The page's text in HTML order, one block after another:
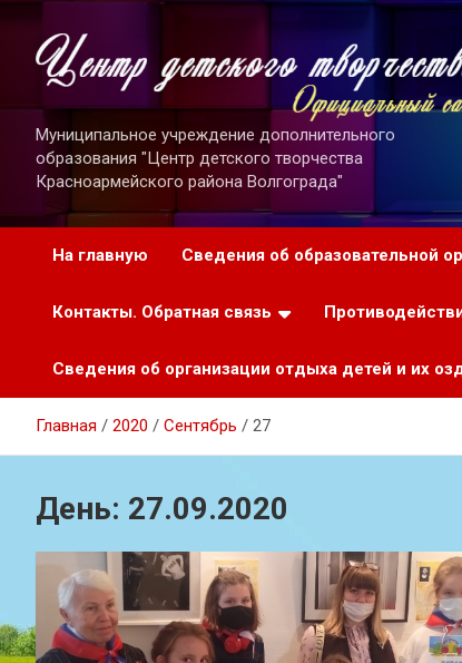
содержимому
Муниципальное учреждение дополнительного
образования "Центр детского творчества
Красноармейского района Волгограда"
На главную Сведения об образовательной
Контакты. Обратная связь
Сведения об организации отдыха детей и их
Главная 2020 Сентябрь 27
День: 27.09.2020